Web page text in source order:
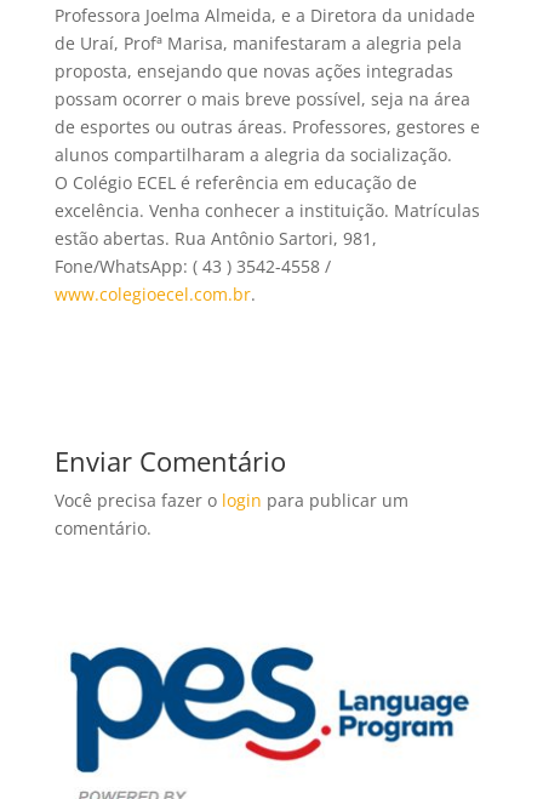
Professora Joelma Almeida, e a Diretora da unidade
de Uraí, Profª Marisa, manifestaram a alegria pela
proposta, ensejando que novas ações integradas
possam ocorrer o mais breve possível, seja na área
de esportes ou outras áreas. Professores, gestores e
alunos compartilharam a alegria da socialização.
O Colégio ECEL é referência em educação de
excelência. Venha conhecer a instituição. Matrículas
estão abertas. Rua Antônio Sartori, 981,
Fone/WhatsApp: ( 43 ) 3542-4558 /
www.colegioecel.com.br.
Enviar Comentário
Você precisa fazer o login para publicar um
comentário.